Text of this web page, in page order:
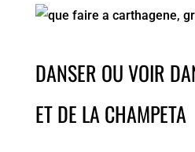
DANSER OU VOIR
ET DE LA CHAMPETA